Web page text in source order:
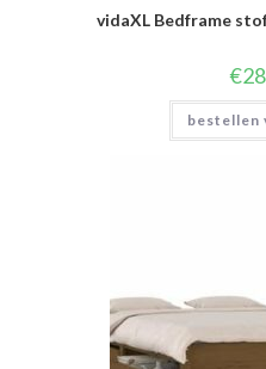
vidaXL Bedframe
€
bestellen